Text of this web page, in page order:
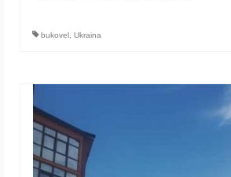
bukovel Ukraina